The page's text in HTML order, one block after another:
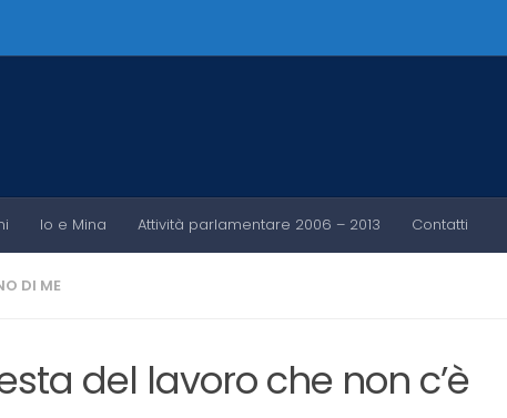
Io e Mina Attività parlamentare 2006 – 2013 Contatti
DI ME
del lavoro che non c’è